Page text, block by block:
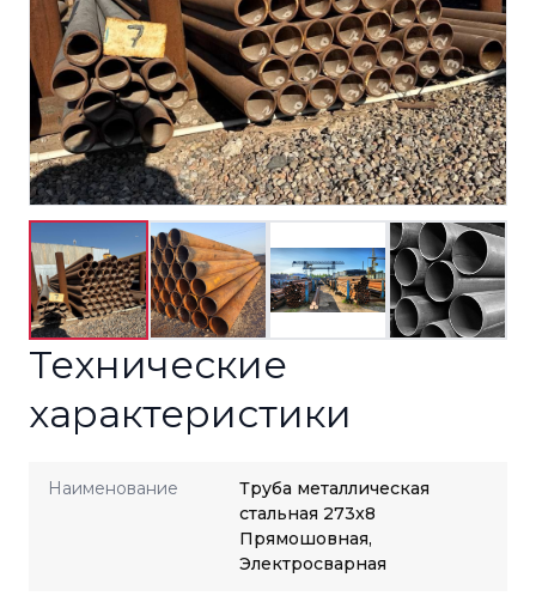
Технические
характеристики
Наименование
Труба металлическая
стальная 273x8
Прямошовная,
Электросварная